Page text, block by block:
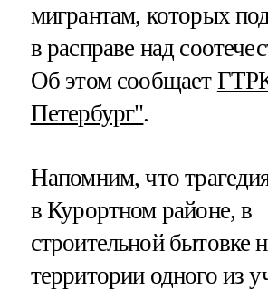
мигрантам, которых
в расправе над
Об этом сообщает
Петербург".
Напомним, что
в Курортном районе, в
строительной бытовке
территории одного из